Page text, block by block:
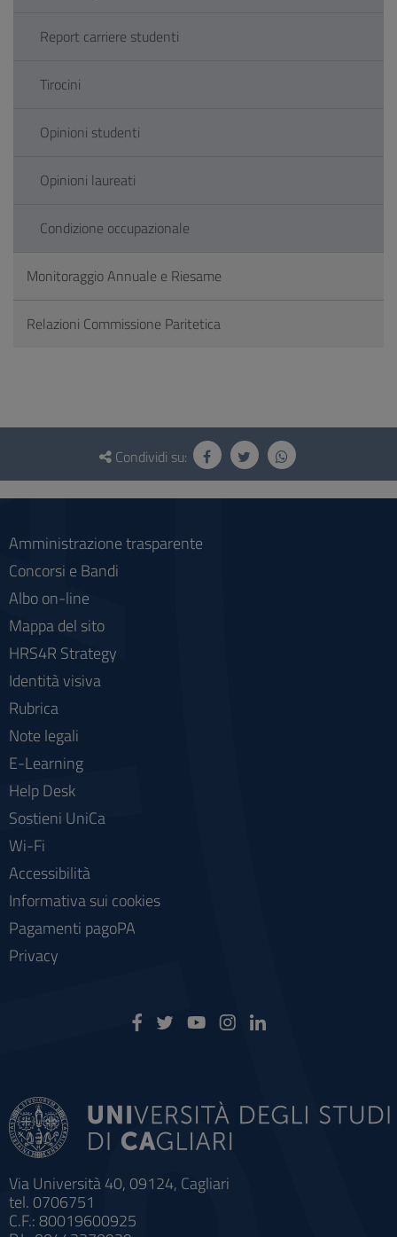
Report carriere studenti
Tirocini
Opinioni studenti
Opinioni laureati
Condizione occupazionale
Monitoraggio Annuale e Riesame
Relazioni Commissione Paritetica
Questionario
social
Condividi su:
Via Università 40, 09124, Cagliari
tel. 0706751
C.F.: 80019600925
Amministrazione trasparente
Concorsi e Bandi
Albo on-line
Mappa del sito
HRS4R Strategy
Identità visiva
Rubrica
Note legali
E-Learning
Help Desk
Sostieni UniCa
Wi-Fi
Accessibilità
Informativa sui cookies
Pagamenti pagoPA
Privacy